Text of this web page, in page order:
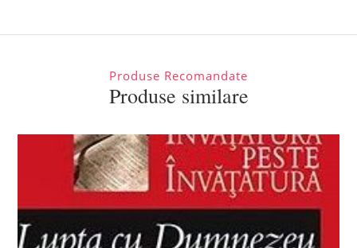
Produse Recomandate
Produse similare